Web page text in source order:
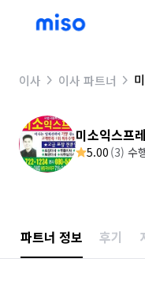
이사 이사 파트너
미소익스프
5.00 (3) 수
파트너 정보 후기